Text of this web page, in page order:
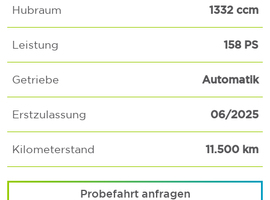
Hubraum 1332 ccm
Leistung 158 PS
Getriebe Automatik
Erstzulassung 06/2025
Kilometerstand 11.500 km
Probefahrt anfragen